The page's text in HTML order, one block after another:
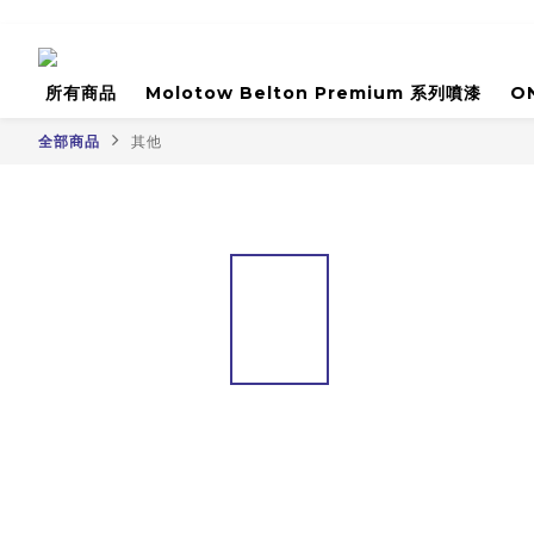
所有商品 Molotow Belton Premium 系列噴漆
全部商品 其他